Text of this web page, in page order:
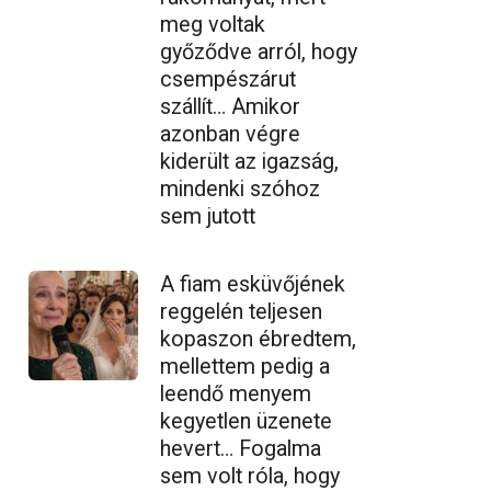
meg voltak
győződve arról, hogy
csempészárut
szállít… Amikor
azonban végre
kiderült az igazság,
mindenki szóhoz
sem jutott
A fiam esküvőjének
reggelén teljesen
kopaszon ébredtem,
mellettem pedig a
leendő menyem
kegyetlen üzenete
hevert… Fogalma
sem volt róla, hogy